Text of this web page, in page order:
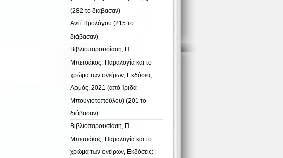
(282 το διάβασαν)
Αντί Προλόγου (215 το
διάβασαν)
Βιβλιοπαρουσίαση, Π.
Μπετσάκος, Παραλογία και το
χρώμα των ονείρων, Εκδόσεις:
Αρμός, 2021 (από Ίριδα
Μπουγιοτοπούλου) (201 το
διάβασαν)
Βιβλιοπαρουσίαση, Π.
Μπετσάκος, Παραλογία και το
χρώμα των ονείρων, Εκδόσεις: